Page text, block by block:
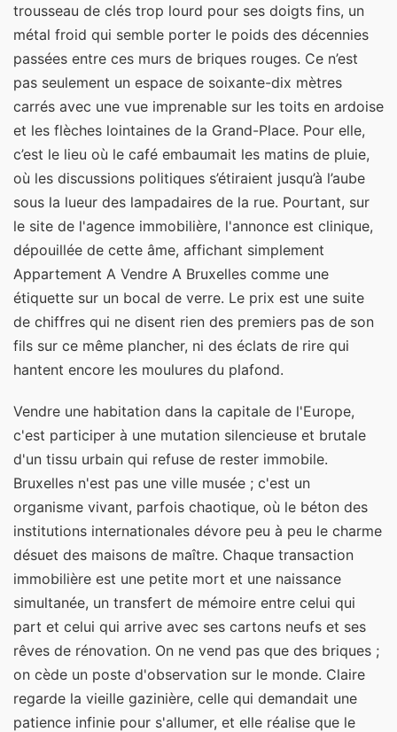
trousseau de clés trop lourd pour ses doigts fins, un
métal froid qui semble porter le poids des décennies
passées entre ces murs de briques rouges. Ce n’est
pas seulement un espace de soixante-dix mètres
carrés avec une vue imprenable sur les toits en ardoise
et les flèches lointaines de la Grand-Place. Pour elle,
c’est le lieu où le café embaumait les matins de pluie,
où les discussions politiques s’étiraient jusqu’à l’aube
sous la lueur des lampadaires de la rue. Pourtant, sur
le site de l'agence immobilière, l'annonce est clinique,
dépouillée de cette âme, affichant simplement
Appartement A Vendre A Bruxelles comme une
étiquette sur un bocal de verre. Le prix est une suite
de chiffres qui ne disent rien des premiers pas de son
fils sur ce même plancher, ni des éclats de rire qui
hantent encore les moulures du plafond.
Vendre une habitation dans la capitale de l'Europe,
c'est participer à une mutation silencieuse et brutale
d'un tissu urbain qui refuse de rester immobile.
Bruxelles n'est pas une ville musée ; c'est un
organisme vivant, parfois chaotique, où le béton des
institutions internationales dévore peu à peu le charme
désuet des maisons de maître. Chaque transaction
immobilière est une petite mort et une naissance
simultanée, un transfert de mémoire entre celui qui
part et celui qui arrive avec ses cartons neufs et ses
rêves de rénovation. On ne vend pas que des briques ;
on cède un poste d'observation sur le monde. Claire
regarde la vieille gazinière, celle qui demandait une
patience infinie pour s'allumer, et elle réalise que le